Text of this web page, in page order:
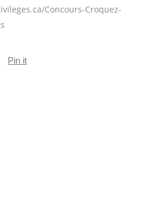
Concours-Croquez-
Pin it